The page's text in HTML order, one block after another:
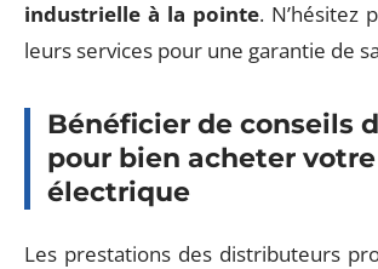
industrielle à la pointe. N’hésitez
leurs services pour une garantie de
Bénéficier de conseils
pour bien acheter
électrique
Les prestations des distributeurs